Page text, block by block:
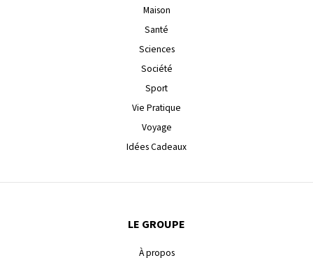
Maison
Santé
Sciences
Société
Sport
Vie Pratique
Voyage
Idées Cadeaux
LE GROUPE
À propos